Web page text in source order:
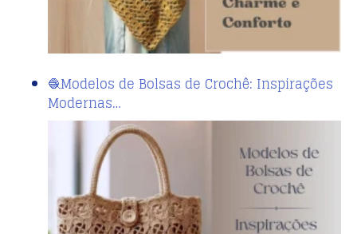
🧶Modelos de Bolsas de Crochê: Inspirações
Modernas…